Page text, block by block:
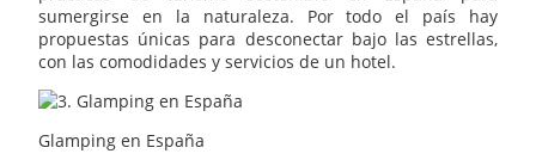
sumergirse en la naturaleza. Por todo el país hay
propuestas únicas para desconectar bajo las estrellas,
con las comodidades y servicios de un hotel.
Glamping en España